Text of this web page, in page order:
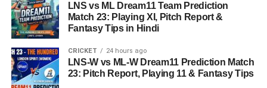
LNS vs ML Dream11 Team Prediction
Match 23: Playing XI, Pitch Report &
Fantasy Tips in Hindi
CRICKET 24 hours ago
LNS-W vs ML-W Dream11 Prediction Match
23: Pitch Report, Playing 11 & Fantasy Tips